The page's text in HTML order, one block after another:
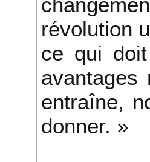
révolution
ce qui
avantages
entraîne,
donner. »